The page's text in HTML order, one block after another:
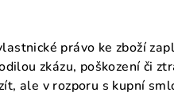
právo ke zboží
zkázu, poškození či
ale v rozporu s kupní